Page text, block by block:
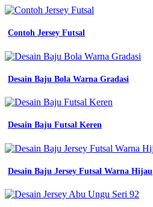
Contoh Jersey Futsal
Desain Baju Bola Warna Gradasi
Desain Baju Futsal Keren
Desain Baju Jersey Futsal Warna Hijau